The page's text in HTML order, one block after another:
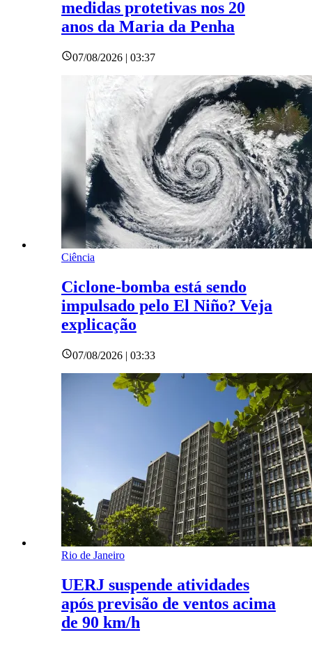
medidas protetivas nos 20
anos da Maria da Penha
07/08/2026 | 03:37
Ciência
Ciclone-bomba está sendo
impulsado pelo El Niño? Veja
explicação
07/08/2026 | 03:33
Rio de Janeiro
UERJ suspende atividades
após previsão de ventos acima
de 90 km/h